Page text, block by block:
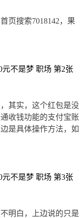
页搜索7018142，果
其实，这个红包是没
收钱功能的支付宝账
是具体操作方法，如
明白，上边说的只是